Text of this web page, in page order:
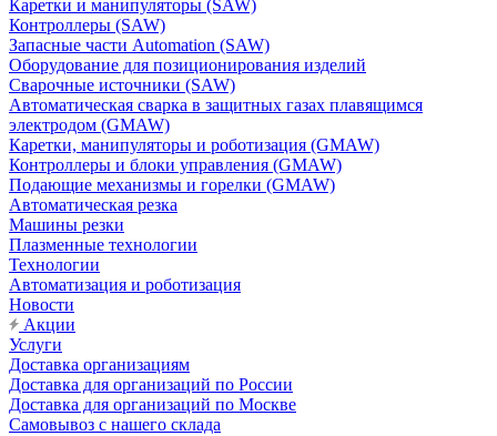
Каретки и манипуляторы (SAW)
Контроллеры (SAW)
Запасные части Automation (SAW)
Оборудование для позиционирования изделий
Сварочные источники (SAW)
Автоматическая сварка в защитных газах плавящимся
электродом (GMAW)
Каретки, манипуляторы и роботизация (GMAW)
Контроллеры и блоки управления (GMAW)
Подающие механизмы и горелки (GMAW)
Автоматическая резка
Машины резки
Плазменные технологии
Технологии
Автоматизация и роботизация
Новости
Акции
Услуги
Доставка организациям
Доставка для организаций по России
Доставка для организаций по Москве
Самовывоз с нашего склада